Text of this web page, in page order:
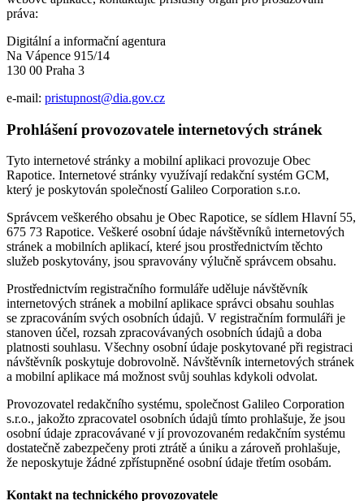
práva:
Digitální a informační agentura
Na Vápence 915/14
130 00 Praha 3
e-mail: pristupnost@dia.gov.cz
Prohlášení provozovatele internetových stránek
Tyto internetové stránky a mobilní aplikaci provozuje Obec
Rapotice. Internetové stránky využívají redakční systém GCM,
který je poskytován společností Galileo Corporation s.r.o.
Správcem veškerého obsahu je Obec Rapotice, se sídlem Hlavní 55,
675 73 Rapotice. Veškeré osobní údaje návštěvníků internetových
stránek a mobilních aplikací, které jsou prostřednictvím těchto
služeb poskytovány, jsou spravovány výlučně správcem obsahu.
Prostřednictvím registračního formuláře uděluje návštěvník
internetových stránek a mobilní aplikace správci obsahu souhlas
se zpracováním svých osobních údajů. V registračním formuláři je
stanoven účel, rozsah zpracovávaných osobních údajů a doba
platnosti souhlasu. Všechny osobní údaje poskytované při registraci
návštěvník poskytuje dobrovolně. Návštěvník internetových stránek
a mobilní aplikace má možnost svůj souhlas kdykoli odvolat.
Provozovatel redakčního systému, společnost Galileo Corporation
s.r.o., jakožto zpracovatel osobních údajů tímto prohlašuje, že jsou
osobní údaje zpracovávané v jí provozovaném redakčním systému
dostatečně zabezpečeny proti ztrátě a úniku a zároveň prohlašuje,
že neposkytuje žádné zpřístupněné osobní údaje třetím osobám.
Kontakt na technického provozovatele